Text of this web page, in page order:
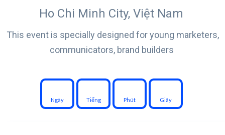
Ho Chi Minh City, Việt Nam
This event is specially designed for young marketers,
communicators, brand builders
Ngày Tiếng Phút Giây